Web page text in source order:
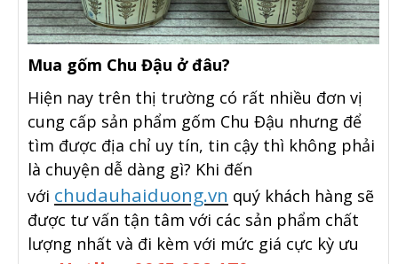
Mua gốm Chu Đậu ở đâu?
Hiện nay trên thị trường có rất nhiều đơn vị
cung cấp sản phẩm gốm Chu Đậu nhưng để
tìm được địa chỉ uy tín, tin cậy thì không phải
là chuyện dễ dàng gì? Khi đến
với chudauhaiduong.vn quý khách hàng sẽ
được tư vấn tận tâm với các sản phẩm chất
lượng nhất và đi kèm với mức giá cực kỳ ưu